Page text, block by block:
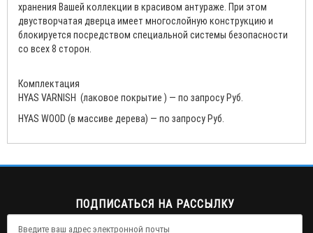
хранения Вашей коллекции в красивом антураже. При этом
двустворчатая дверца имеет многослойную конструкцию и
блокируется посредством специальной системы безопасности
со всех 8 сторон.
Комплектация
HYAS VARNISH (лаковое покрытие ) — по запросу Руб.
HYAS WOOD (в массиве дерева) — по запросу Руб.
ПОДПИСАТЬСЯ НА РАССЫЛКУ